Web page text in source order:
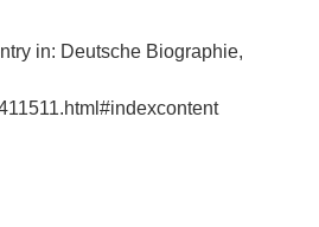
in: Deutsche Biographie,